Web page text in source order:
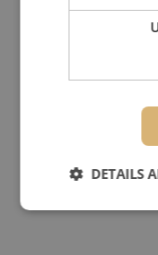
DETAILS